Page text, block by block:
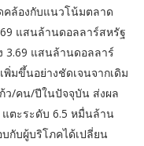
คล้องกับแนวโน้มตลาด
แสนล้านดอลลาร์สหรัฐ
3.69 แสนล้านดอลลาร์
มขึ้นอย่างชัดเจนจากเดิม
ว/คน/ปีในปัจจุบัน ส่งผล
ตะระดับ 6.5 หมื่นล้าน
กับผู้บริโภคได้เปลี่ยน